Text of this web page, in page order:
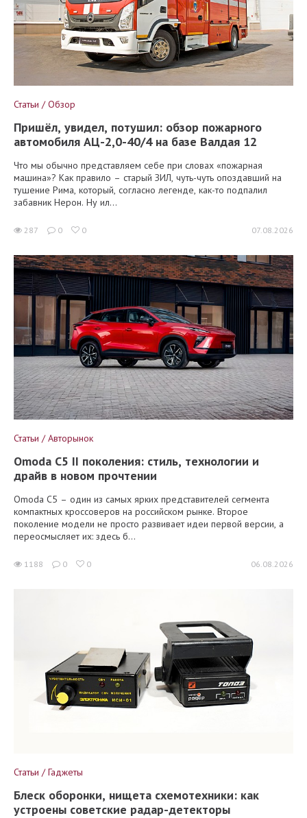
Статьи / Обзор
Пришёл, увидел, потушил: обзор пожарного
автомобиля АЦ-2,0-40/4 на базе Валдая 12
Что мы обычно представляем себе при словах «пожарная
машина»? Как правило – старый ЗИЛ, чуть-чуть опоздавший на
тушение Рима, который, согласно легенде, как-то подпалил
забавник Нерон. Ну ил...
287 0 0 07.08.2026
Статьи / Авторынок
Omoda C5 II поколения: стиль, технологии и
драйв в новом прочтении
Omoda C5 – один из самых ярких представителей сегмента
компактных кроссоверов на российском рынке. Второе
поколение модели не просто развивает идеи первой версии, а
переосмысляет их: здесь б...
1188 0 0 06.08.2026
Статьи / Гаджеты
Блеск оборонки, нищета схемотехники: как
устроены советские радар-детекторы